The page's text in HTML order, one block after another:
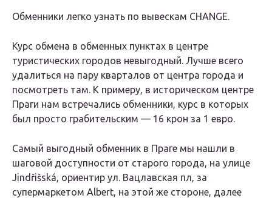
Обменники легко узнать по вывескам CHANGE.
Курс обмена в обменных пунктах в центре
туристических городов невыгодный. Лучше всего
удалиться на пару кварталов от центра города и
посмотреть там. К примеру, в историческом центре
Праги нам встречались обменники, курс в которых
был просто грабительским — 16 крон за 1 евро.
Самый выгодный обменник в Праге мы нашли в
шаговой доступности от старого города, на улице
Jindřišská, ориентир ул. Вацлавская пл, за
супермаркетом Albert, на этой же стороне, далее